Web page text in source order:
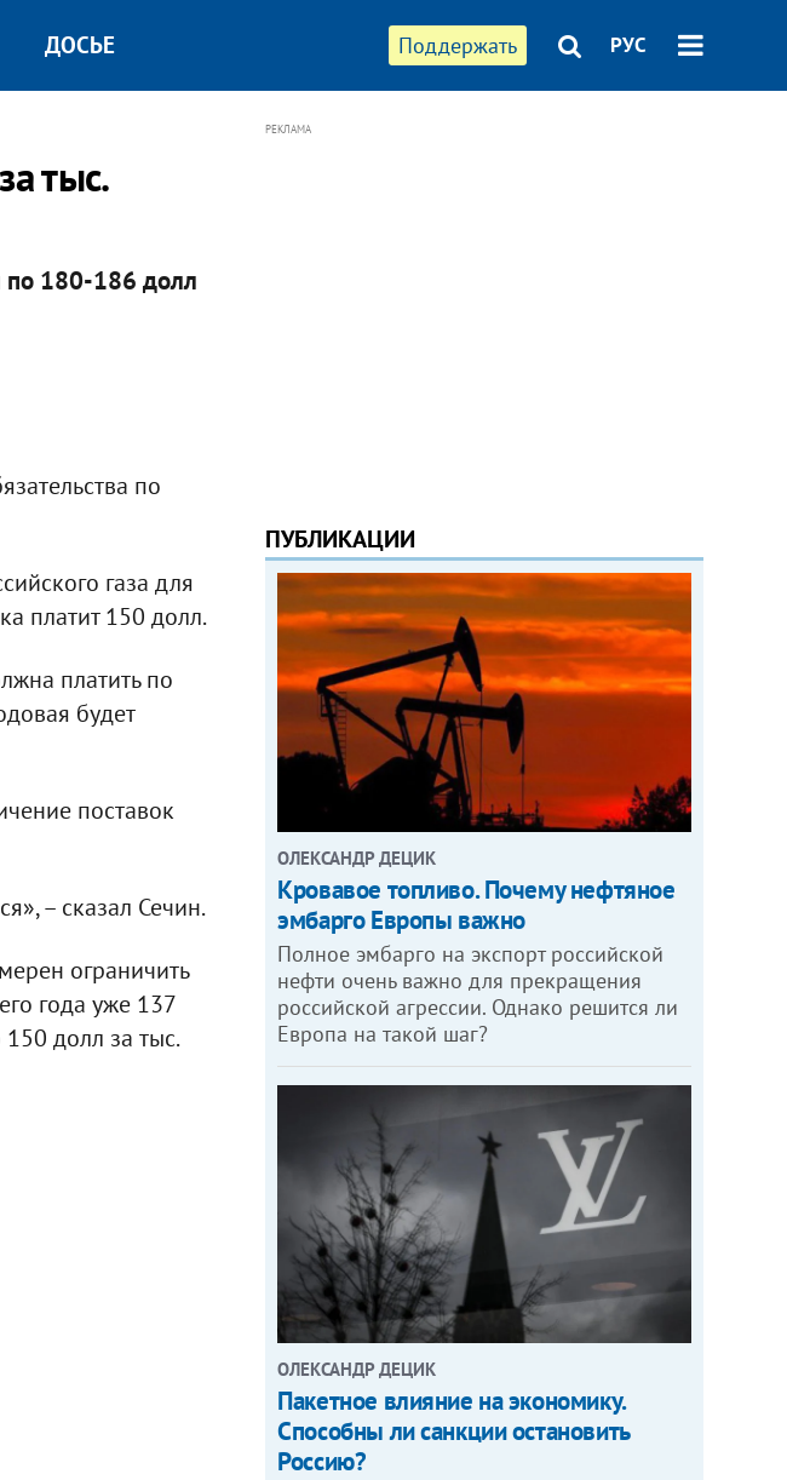
Поддержать РУС
ДОСЬЕ
тыс.
по 180-186 долл
по
газа для
платит 150 долл.
платить по
будет
поставок
– сказал Сечин.
ограничить
года уже 137
150 долл за тыс.
РЕКЛАМА
ПУБЛИКАЦИИ
ОЛЕКСАНДР ДЕЦИК
Кровавое топливо. Почему нефтяное
эмбарго Европы важно
Полное эмбарго на экспорт российской
нефти очень важно для прекращения
российской агрессии. Однако решится ли
Европа на такой шаг?
ОЛЕКСАНДР ДЕЦИК
Пакетное влияние на экономику.
Способны ли санкции остановить
Россию?